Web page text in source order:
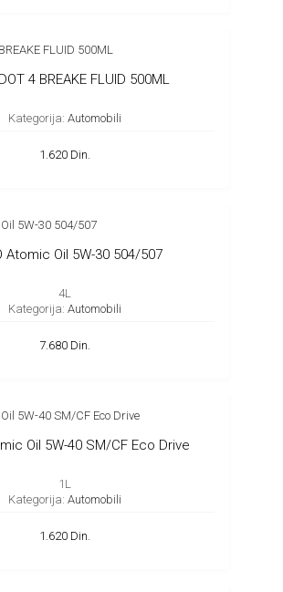
4 BREAKE FLUID 500ML
Kategorija: Automobili
1.620 Din.
Atomic Oil 5W-30 504/507
4L
Kategorija: Automobili
7.680 Din.
Oil 5W-40 SM/CF Eco Drive
1L
Kategorija: Automobili
1.620 Din.